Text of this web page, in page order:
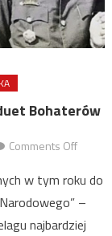
Bohaterów
Comments Offon
i
w tym roku do
–
najbardziej